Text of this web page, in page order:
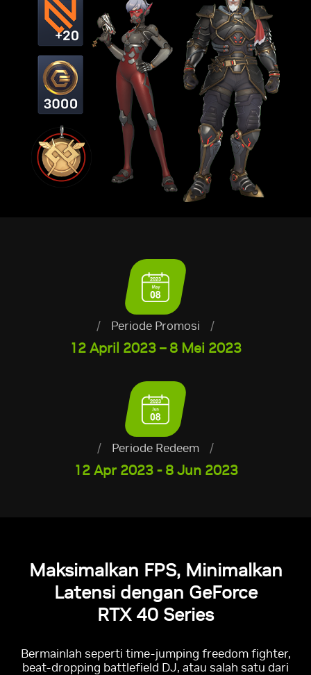
/ Periode Promosi /
12 April 2023 – 8 Mei 2023
/ Periode Redeem /
12 Apr 2023 - 8 Jun 2023
Maksimalkan FPS, Minimalkan
Latensi dengan GeForce
RTX 40 Series
Bermainlah seperti time-jumping freedom fighter,
beat-dropping battlefield DJ, atau salah satu dari